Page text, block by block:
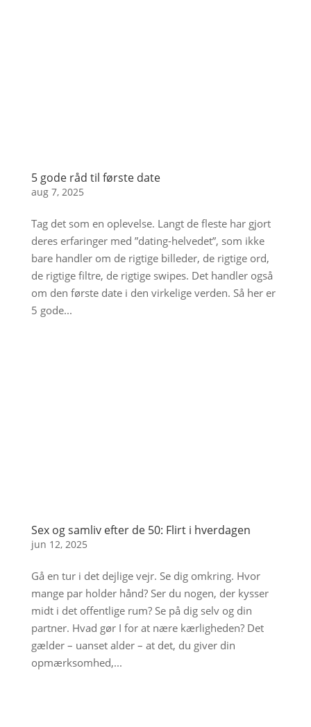
5 gode råd til første date
aug 7, 2025
Tag det som en oplevelse. Langt de fleste har gjort
deres erfaringer med ”dating-helvedet”, som ikke
bare handler om de rigtige billeder, de rigtige ord,
de rigtige filtre, de rigtige swipes. Det handler også
om den første date i den virkelige verden. Så her er
5 gode...
Sex og samliv efter de 50: Flirt i hverdagen
jun 12, 2025
Gå en tur i det dejlige vejr. Se dig omkring. Hvor
mange par holder hånd? Ser du nogen, der kysser
midt i det offentlige rum? Se på dig selv og din
partner. Hvad gør I for at nære kærligheden? Det
gælder – uanset alder – at det, du giver din
opmærksomhed,...